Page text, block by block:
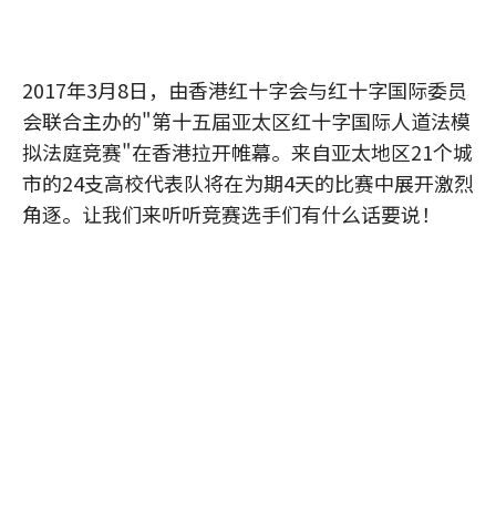
2017年3月8日，由香港红十字会与红十字国际委员
会联合主办的"第十五届亚太区红十字国际人道法模
拟法庭竞赛"在香港拉开帷幕。来自亚太地区21个城
市的24支高校代表队将在为期4天的比赛中展开激烈
角逐。让我们来听听竞赛选手们有什么话要说！